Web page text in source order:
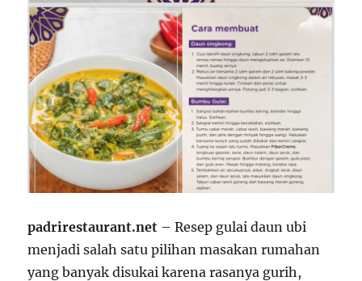
padrirestaurant.net – Resep gulai daun ubi
menjadi salah satu pilihan masakan rumahan
yang banyak disukai karena rasanya gurih,